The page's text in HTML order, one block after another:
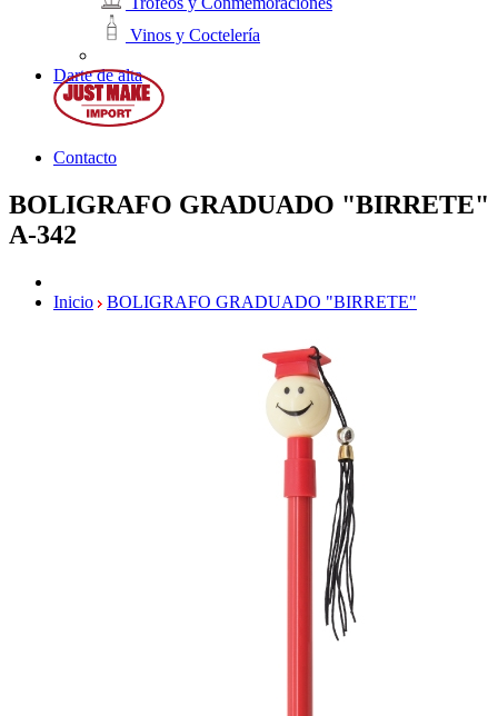
Vinos y Coctelería
Darte de alta
Contacto
BOLIGRAFO GRADUADO "BIRRETE"
A-342
Inicio BOLIGRAFO GRADUADO "BIRRETE"